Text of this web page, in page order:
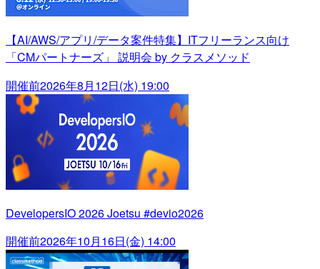
【AI/AWS/アプリ/データ案件特集】ITフリーランス向け
「CMパートナーズ」 説明会 by クラスメソッド
開催前2026年8月12日(水) 19:00
DevelopersIO 2026 Joetsu #devio2026
開催前2026年10月16日(金) 14:00